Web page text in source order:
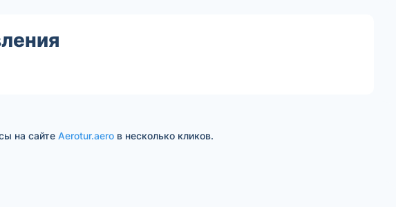
на сайте Aerotur.aero в несколько кликов.